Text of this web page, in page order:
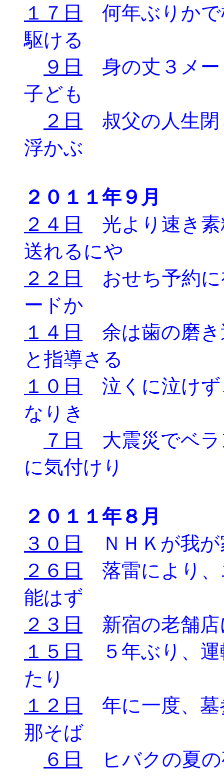
１７日
何年ぶりかで
駆ける
９日
身の丈３メー
子ども
２日
叔父の人生閉
浮かぶ
２０１１年９月
２４日
光より速き素
送れるにや
２２日
おせち予約に
ードか
１４日
余は歯の磨き
と指導さる
１０日
泣くに泣けず
なりき
７日
大震災でベラ
に気付けり
２０１１年８月
３０日
ＮＨＫが我が
２６日
落雷により、
能はず
２３日
新宿の老舗店
１５日
５年ぶり、運
たり
１２日
年に一度、墓
那そば
６日
ヒバクの夏の